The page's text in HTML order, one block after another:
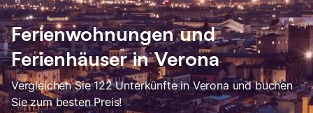
Ferienwohnungen und
Ferienhäuser in Verona
Vergleichen Sie 122 Unterkünfte in Verona und buchen
Sie zum besten Preis!